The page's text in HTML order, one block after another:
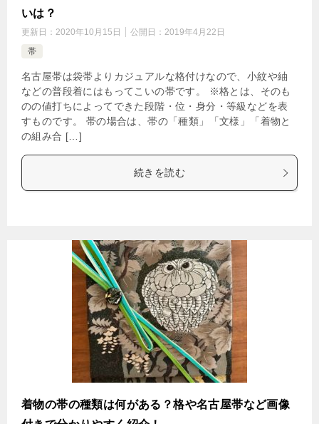
いは？
更新日： 2020年10月15日 公開日： 2019年4月22日
帯
名古屋帯は袋帯よりカジュアルな格付けなので、小紋や紬
などの普段着にはもってこいの帯です。 ※格とは、そのも
のの値打ちによってできた段階・位・身分・等級などを表
すものです。 帯の場合は、帯の「種類」「文様」「着物と
の組み合 […]
続きを読む
着物の帯の種類は何がある？格や名古屋帯など画像